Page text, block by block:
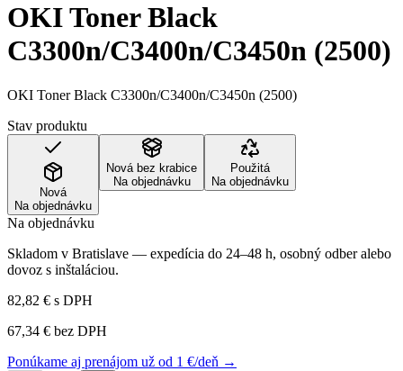
OKI Toner Black
C3300n/C3400n/C3450n (2500)
OKI Toner Black C3300n/C3400n/C3450n (2500)
Stav produktu
Nová
Na objednávku
Nová bez krabice
Na objednávku
Použitá
Na objednávku
Na objednávku
Skladom v Bratislave — expedícia do 24–48 h, osobný odber alebo
dovoz s inštaláciou.
82,82 € s DPH
67,34 € bez DPH
Ponúkame aj prenájom už od 1 €/deň →